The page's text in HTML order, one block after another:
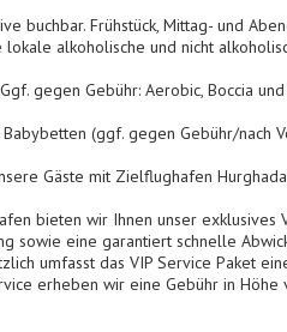
buchbar. Frühstück, Mittag- und
alkoholische und nicht
Ggf. gegen Gebühr: Aerobic, Boccia
(ggf. gegen Gebühr/nach
Gäste mit Zielflughafen
bieten wir Ihnen unser exklusives
sowie eine garantiert schnelle
umfasst das VIP Service Paket
erheben wir eine Gebühr in